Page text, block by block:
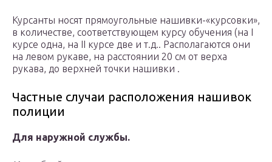
Курсанты носят прямоугольные нашивки-«курсовки»,
в количестве, соответствующем курсу обучения (на I
курсе одна, на II курсе две и т.д.. Располагаются они
на левом рукаве, на расстоянии 20 см от верха
рукава, до верхней точки нашивки .
Частные случаи расположения нашивок
полиции
Для наружной службы.